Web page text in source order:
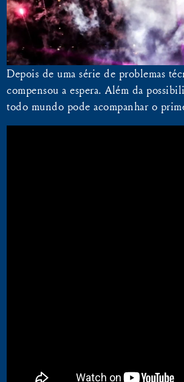
Depois de uma série de problemas
compensou a espera. Além da
todo mundo pode acompanhar o